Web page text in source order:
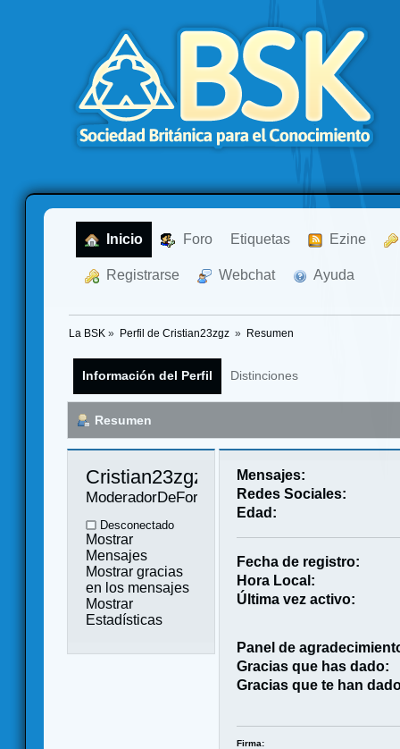
Inicio Foro Etiquetas Ezine
Registrarse Webchat Ayuda
La BSK » Perfil de Cristian23zgz » Resumen
Información del Perfil Distinciones
Resumen
ModeradorDeForo
Desconectado
Mostrar
Mensajes
Mostrar gracias
en los mensajes
Mostrar
Estadísticas
Mensajes:
Redes Sociales:
Edad:
Fecha de registro:
Hora Local:
Última vez activo:
Panel de
Gracias que has dado:
Gracias que te han
Firma: